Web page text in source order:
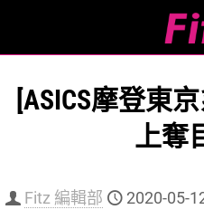
[ASICS摩登東
上奪
Fitz 編輯部 2020-05-